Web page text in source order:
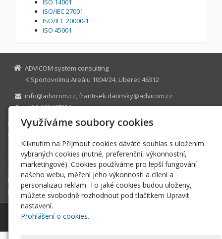
ISO 14001
ISO/IEC 27001
ISO/IEC 20000-1
ISO 45001
ADVICOM system consulting
K Sportovnímu Areálu 1004/24, Liberec 46312
info@advicom.cz, frantisek.datinsky@advicom.cz
+420 603467234
Úvod
O firmě
Zavedení ISO
Školení a kurzy
Audit a analýzy
Reference
Kontakt
© 2026ADVICOM system consulting
Využíváme soubory cookies
Kliknutím na Přijmout cookies dáváte souhlas s uložením
vybraných cookies (nutné, preferenční, výkonnostní,
marketingové). Cookies používáme pro lepší fungování
našeho webu, měření jeho výkonnosti a cílení a
personalizaci reklam. To jaké cookies budou uloženy,
můžete svobodně rozhodnout pod tlačítkem Upravit
nastavení.
Prohlášení o cookies.